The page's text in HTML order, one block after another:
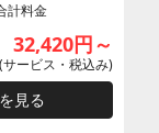
計料金
32,420円～
(サービス・税込み)
見る